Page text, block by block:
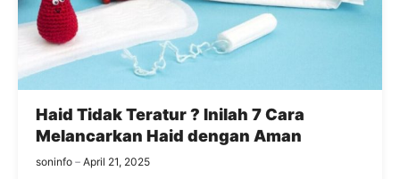
Haid Tidak Teratur ? Inilah 7 Cara
Melancarkan Haid dengan Aman
soninfo April 21, 2025